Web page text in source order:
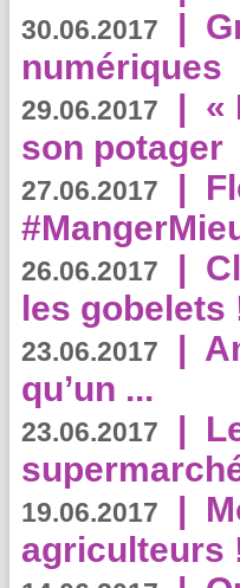
30.06.2017 |
numériques
29.06.2017 | «
son potager
27.06.2017 |
26.06.2017 |
les gobelets
23.06.2017 |
qu’un ...
23.06.2017 |
19.06.2017 |
agriculteurs